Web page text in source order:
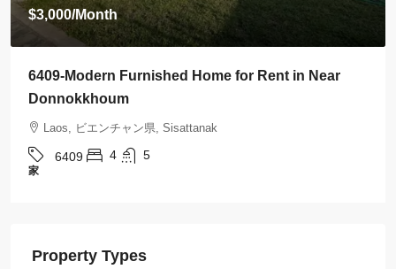
$3,000/Month
6409-Modern Furnished Home for Rent in Near
Donnokkhoum
Laos, ビエンチャン県, Sisattanak
6409 4 5
家
Property Types